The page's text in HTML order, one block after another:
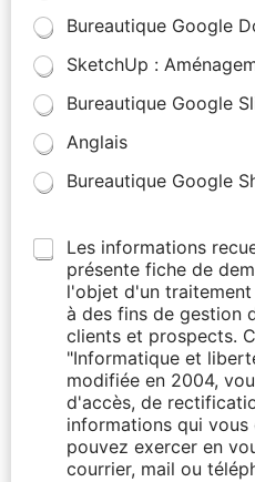
Bureautique Google
SketchUp :
Bureautique Google
Anglais
Bureautique Google
Les informations
présente fiche de
l'objet d'un
à des fins de gestion
clients et prospects.
"Informatique et
modifiée en 2004,
d'accès, de
informations qui
pouvez exercer en
courrier, mail ou